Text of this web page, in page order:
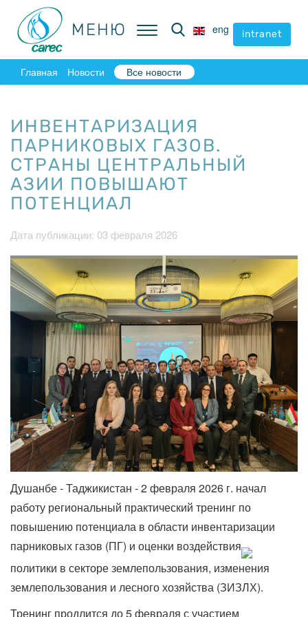
МЕНЮ eng intranet
МЕНЮ eng intranet
Главная Новости Все новости
ИНВЕНТАРИЗАЦИЯ
ПАРНИКОВЫХ ГАЗОВ.
СТРАНЫ ЦЕНТРАЛЬНЫЙ
АЗИИ ПОВЫШАЮТ
ПОТЕНЦИАЛ
Дата публикации: 03 февраля 2026
Душанбе - Таджикистан - 2 февраля 2026 г. начал
работу региональный практический тренинг по
повышению потенциала в области инвентаризации
парниковых газов (ПГ) и оценки воздействия
политики в секторе землепользования, изменения
землепользования и лесного хозяйства (ЗИЗЛХ).
Тренинг продлится до 5 февраля с участием